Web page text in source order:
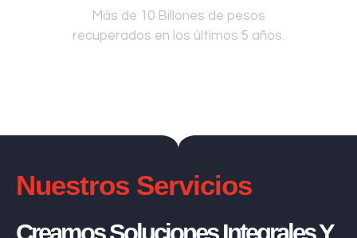
Más de 10 Billones de pesos
recuperados en los últimos 5 años.
Nuestros Servicios